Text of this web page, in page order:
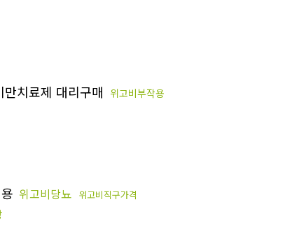
만치료제 대리구매 위고비부작용
위고비당뇨 위고비직구가격